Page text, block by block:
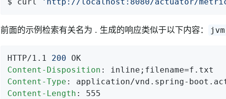
前面的示例检索有关名为 . 生成的响应类似于以下内容：
HTTP/1.1 200
Content-Disposition
Content-Type
Content-Length : 555